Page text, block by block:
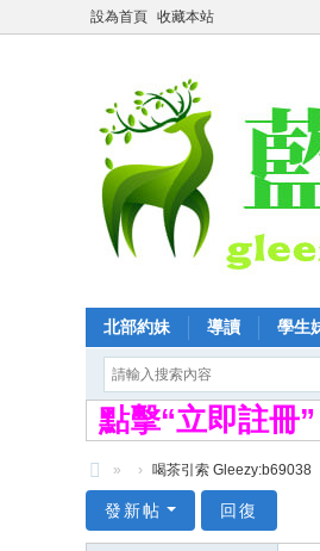
設為首頁 收藏本站
北部約妹 導讀 學生
點擊“立即註冊
臺
» › 喝茶引索 Gleezy:b69038
發新帖 回復